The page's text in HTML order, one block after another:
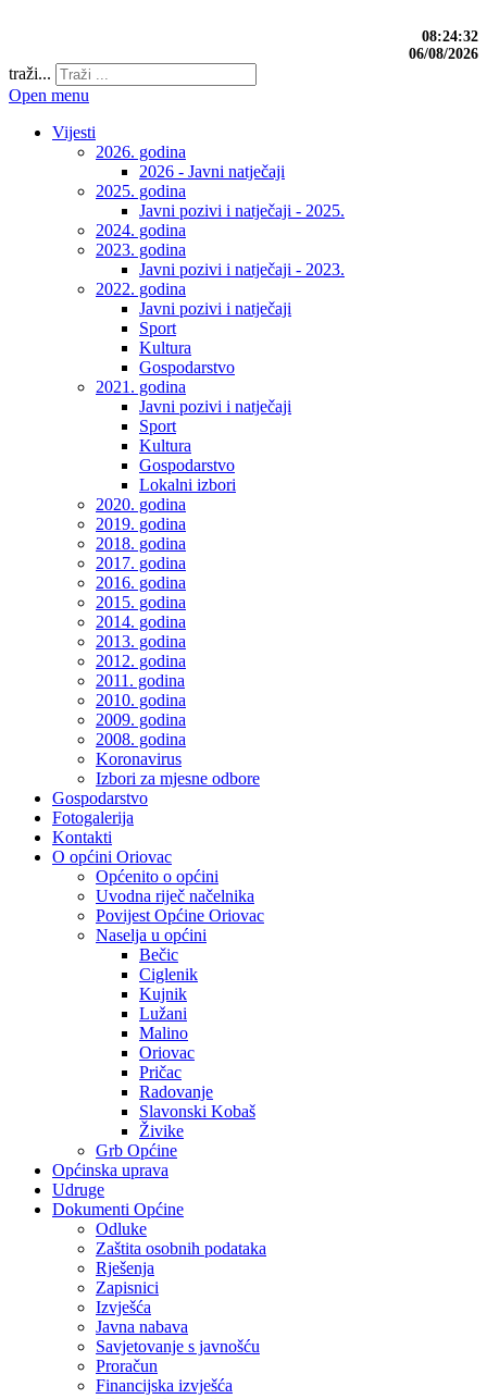
08:24:33
06/08/2026
traži...
Open menu
Vijesti
2026. godina
2026 - Javni natječaji
2025. godina
Javni pozivi i natječaji - 2025.
2024. godina
2023. godina
Javni pozivi i natječaji - 2023.
2022. godina
Javni pozivi i natječaji
Sport
Kultura
Gospodarstvo
2021. godina
Javni pozivi i natječaji
Sport
Kultura
Gospodarstvo
Lokalni izbori
2020. godina
2019. godina
2018. godina
2017. godina
2016. godina
2015. godina
2014. godina
2013. godina
2012. godina
2011. godina
2010. godina
2009. godina
2008. godina
Koronavirus
Izbori za mjesne odbore
Gospodarstvo
Fotogalerija
Kontakti
O općini Oriovac
Općenito o općini
Uvodna riječ načelnika
Povijest Općine Oriovac
Naselja u općini
Bečic
Ciglenik
Kujnik
Lužani
Malino
Oriovac
Pričac
Radovanje
Slavonski Kobaš
Živike
Grb Općine
Općinska uprava
Udruge
Dokumenti Općine
Odluke
Zaštita osobnih podataka
Rješenja
Zapisnici
Izvješća
Javna nabava
Savjetovanje s javnošću
Proračun
Financijska izvješća